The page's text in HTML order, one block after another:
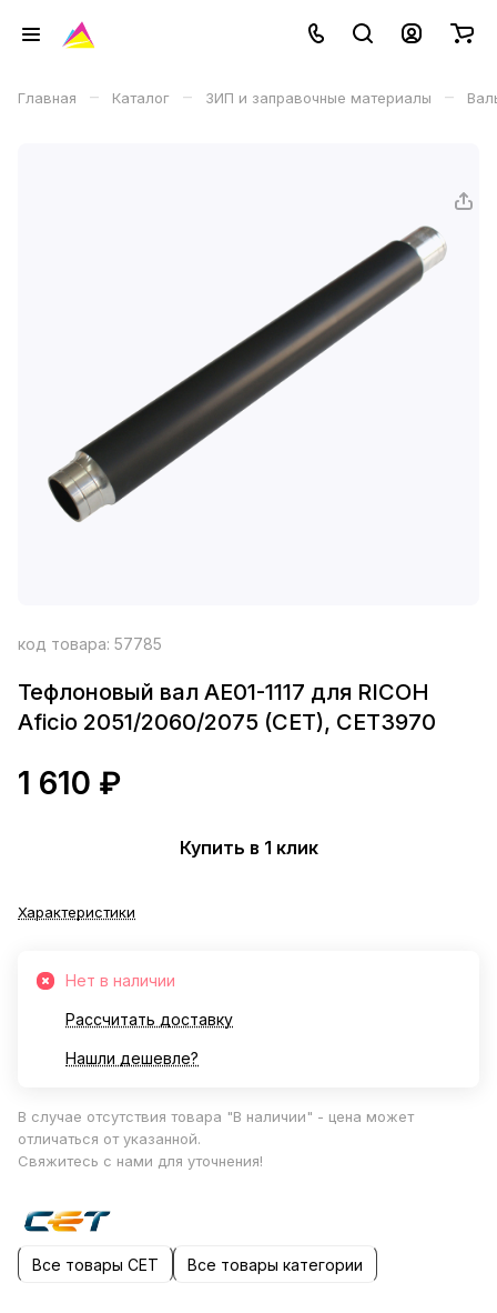
Главная – Каталог – ЗИП и заправочные материалы –
код товара: 57785
Тефлоновый вал AE01-1117 для RICOH
Aficio 2051/2060/2075 (CET), CET3970
1 610 ₽
Купить в 1 клик
Характеристики
Нет в наличии
Рассчитать доставку
Нашли дешевле?
В случае отсутствия товара "В наличии" - цена может
отличаться от указанной.
Свяжитесь с нами для уточнения!
Все товары CET Все товары категории